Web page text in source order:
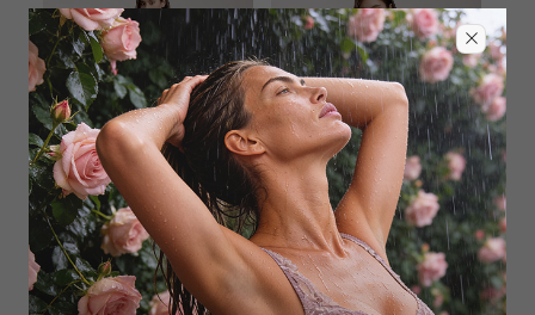
ERMANNO SCERVINO
Брюки
ERMANNO SCERVINO
Сорочка baby doll